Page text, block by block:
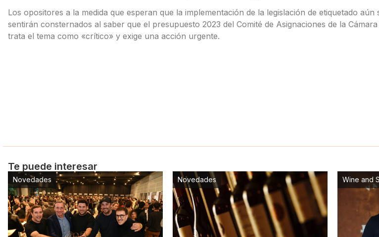
Los opositores a la medida que esperan que la implementación de la legislación de etiquetado aún
sentirán consternados al saber que el presupuesto 2023 del Comité de Asignaciones de la
trata el tema como «crítico» y exige una acción urgente.
Te puede interesar
Novedades Novedades Wine and